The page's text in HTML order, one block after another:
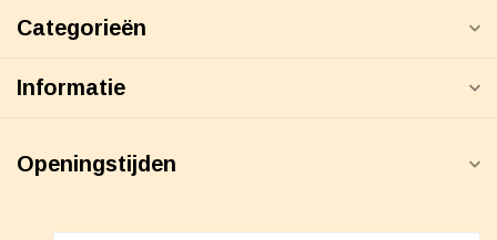
Categorieën
Informatie
Openingstijden